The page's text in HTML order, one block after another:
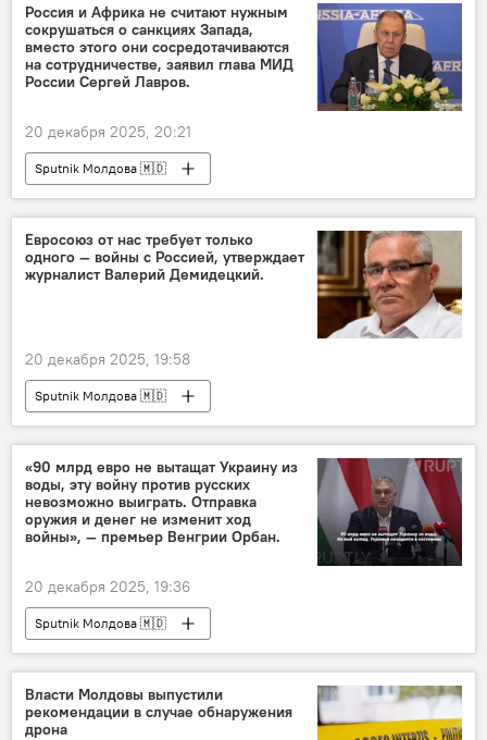
Россия и Африка не считают нужным
сокрушаться о санкциях Запада,
вместо этого они сосредотачиваются
на сотрудничестве, заявил глава МИД
России Сергей Лавров.
20 декабря 2025, 20:21
Sputnik Молдова 🇲🇩
Евросоюз от нас требует только
одного — войны с Россией, утверждает
журналист Валерий Демидецкий.
20 декабря 2025, 19:58
Sputnik Молдова 🇲🇩
«90 млрд евро не вытащат Украину из
воды, эту войну против русских
невозможно выиграть. Отправка
оружия и денег не изменит ход
войны», — премьер Венгрии Орбан.
20 декабря 2025, 19:36
Sputnik Молдова 🇲🇩
Власти Молдовы выпустили
рекомендации в случае обнаружения
дрона